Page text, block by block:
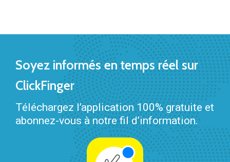
Soyez informés en temps réel sur
ClickFinger
Téléchargez l’application 100% gratuite et
abonnez-vous à notre fil d’information.